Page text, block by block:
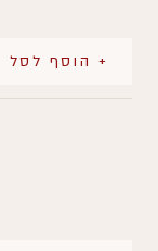
+ הוסף לסל